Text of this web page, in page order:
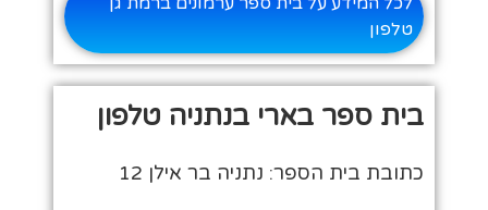
טלפון
בית ספר בארי בנתניה טלפון
כתובת בית הספר: נתניה בר אילן 12